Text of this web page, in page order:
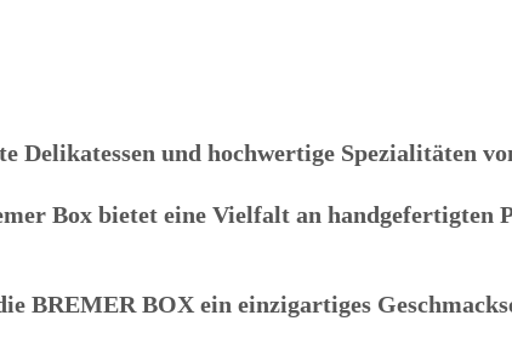
Delikatessen und hochwertige Spezialitäten
Box bietet eine Vielfalt an
BREMER BOXein einzigartiges